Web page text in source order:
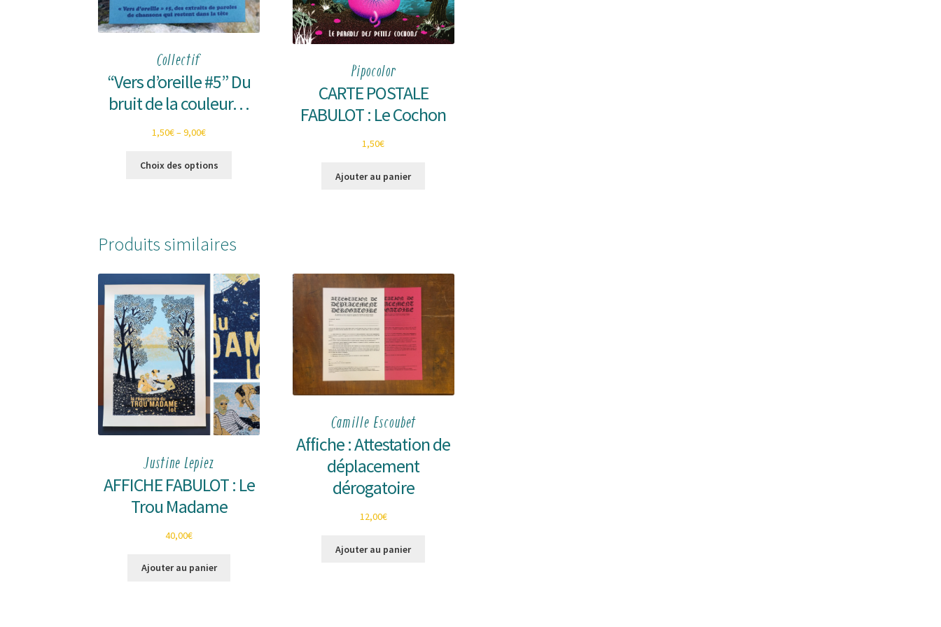
Collectif
“Vers d’oreille #5” Du
bruit de la couleur…
1,50€–9,00€
Choix des options
options
être
choisies
sur
la
page
du
produit
Pipocolor
CARTE POSTALE
FABULOT : Le Cochon
1,50€
Ajouter au panier
Produits similaires
Justine Lepiez
AFFICHE FABULOT : Le
Trou Madame
40,00€
Ajouter au panier
Camille Escoubet
Affiche : Attestation de
déplacement
dérogatoire
12,00€
Ajouter au panier